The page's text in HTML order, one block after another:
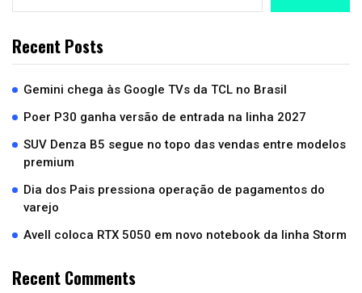
Recent Posts
Gemini chega às Google TVs da TCL no Brasil
Poer P30 ganha versão de entrada na linha 2027
SUV Denza B5 segue no topo das vendas entre modelos
premium
Dia dos Pais pressiona operação de pagamentos do
varejo
Avell coloca RTX 5050 em novo notebook da linha Storm
Recent Comments